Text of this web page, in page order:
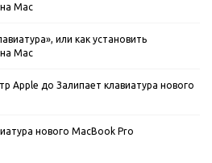
Mac
или как установить
Mac
Apple до Залипает клавиатура нового
нового MacBook Pro